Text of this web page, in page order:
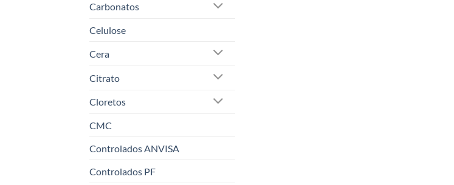
Carbonatos
Celulose
Cera
Citrato
Cloretos
CMC
Controlados ANVISA
Controlados PF